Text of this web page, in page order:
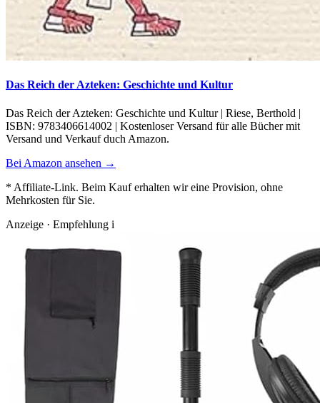
Das Reich der Azteken: Geschichte und Kultur
Das Reich der Azteken: Geschichte und Kultur | Riese, Berthold |
ISBN: 9783406614002 | Kostenloser Versand für alle Bücher mit
Versand und Verkauf duch Amazon.
Bei Amazon ansehen →
* Affiliate-Link. Beim Kauf erhalten wir eine Provision, ohne
Mehrkosten für Sie.
Anzeige · Empfehlung i